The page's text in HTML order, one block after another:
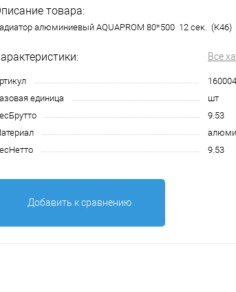
товара:
алюминиевый AQUAPROM 80*500 12 сек. (К46)
Все
единица
шт
9.53
9.53
Добавить к сравнению